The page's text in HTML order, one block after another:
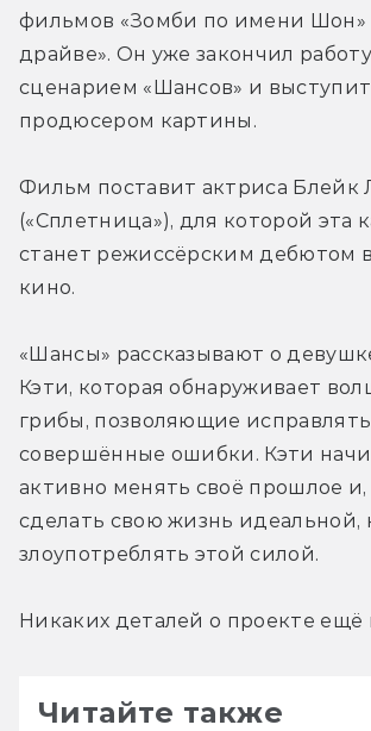
фильмов «Зомби по имени
драйве». Он уже закончил
сценарием «Шансов» и
продюсером картины.
Фильм поставит актриса Блейк
(«Сплетница»), для которой эта
станет режиссёрским дебютом
кино.
«Шансы» рассказывают о
Кэти, которая обнаруживает
грибы, позволяющие исправлять
совершённые ошибки. Кэти
активно менять своё прошлое и,
сделать свою жизнь идеальной,
злоупотреблять этой силой.
Никаких деталей о проекте ещё
Читайте также